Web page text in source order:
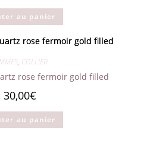
au panier
, COLLIER
rose fermoir gold filled
30,00€
au panier